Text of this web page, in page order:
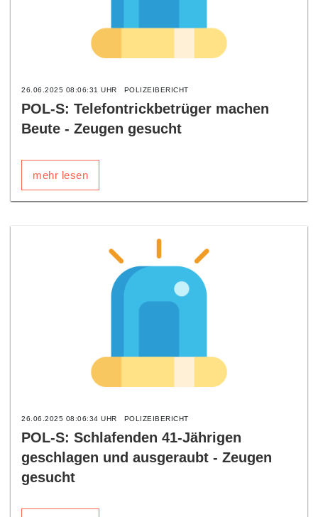
26.06.2025 08:06:31 UHR POLIZEIBERICHT
POL-S: Telefontrickbetrüger machen
Beute - Zeugen gesucht
mehr lesen
26.06.2025 08:06:34 UHR POLIZEIBERICHT
POL-S: Schlafenden 41-Jährigen
geschlagen und ausgeraubt - Zeugen
gesucht